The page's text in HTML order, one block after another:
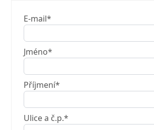
E-mail*
Jméno*
Příjmení*
Ulice a č.p.*